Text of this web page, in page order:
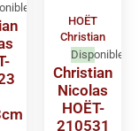
HOËT
Christian
Disponible
Christian
Nicolas
HOËT-
210531